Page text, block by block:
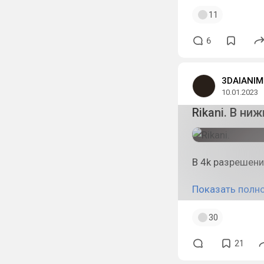
11
6
10.01.2023
Rikani. В
В 4k
Показать
30
21